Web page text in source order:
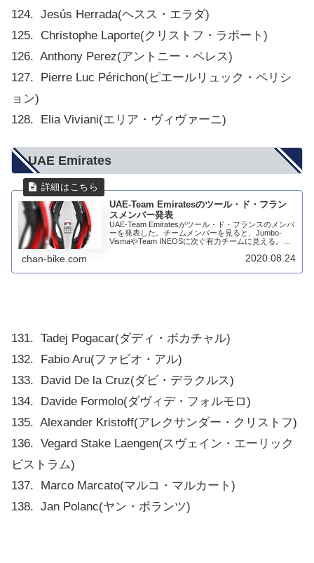
124. Jesús Herrada(ヘスス・エラダ)
125. Christophe Laporte(クリストフ・ラポート)
126. Anthony Perez(アントニー・ペレス)
127. Pierre Luc Périchon(ピエールリュック・ペリシ
ョン)
128. Elia Viviani(エリア・ヴィヴァーニ)
UAE Emirates
UAE-Team Emiratesのツール・ド・フラン
スメンバー発表
UAE-Team Emiratesがツール・ド・フランスのメンバ
ーを発表した。チームメンバーを見ると、Jumbo-
VismaやTeam INEOSに次ぐ有力チームに見える。ツ
chan-bike.com 2020.08.24
131. Tadej Pogacar(ダディ・ボカチャル)
132. Fabio Aru(ファビオ・アル)
133. David De la Cruz(ダビ・デラクルス)
134. Davide Formolo(ダヴィデ・フォルモロ)
135. Alexander Kristoff(アレクサンダー・クリストフ)
136. Vegard Stake Laengen(スヴェイン・エーリック
ビストラム)
137. Marco Marcato(マルコ・マルカート)
138. Jan Polanc(ヤン・ポランツ)